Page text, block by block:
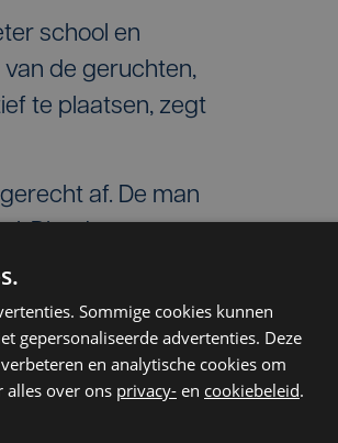
school en
de geruchten,
te plaatsen, zegt
af. De man
Dinsdag
Sommige cookies kunnen
gepersonaliseerde advertenties. Deze
en analytische cookies om
alles over ons privacy- en cookiebeleid.